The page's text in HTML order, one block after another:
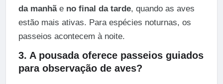
da manhãe no final da tarde, quando as aves
estão mais ativas. Para espécies noturnas, os
passeios acontecem à noite.
3. A pousada oferece passeios guiados
para observação de aves?